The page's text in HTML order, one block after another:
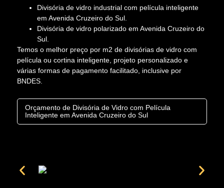
Divisória de vidro industrial com película inteligente
em Avenida Cruzeiro do Sul.
Divisória de vidro polarizado em Avenida Cruzeiro do
Sul.
Temos o melhor preço por m2 de divisórias de vidro com
película ou cortina inteligente, projeto personalizado e
várias formas de pagamento facilitado, inclusive por
BNDES.
Orçamento de Divisória de Vidro com Película
Inteligente em Avenida Cruzeiro do Sul